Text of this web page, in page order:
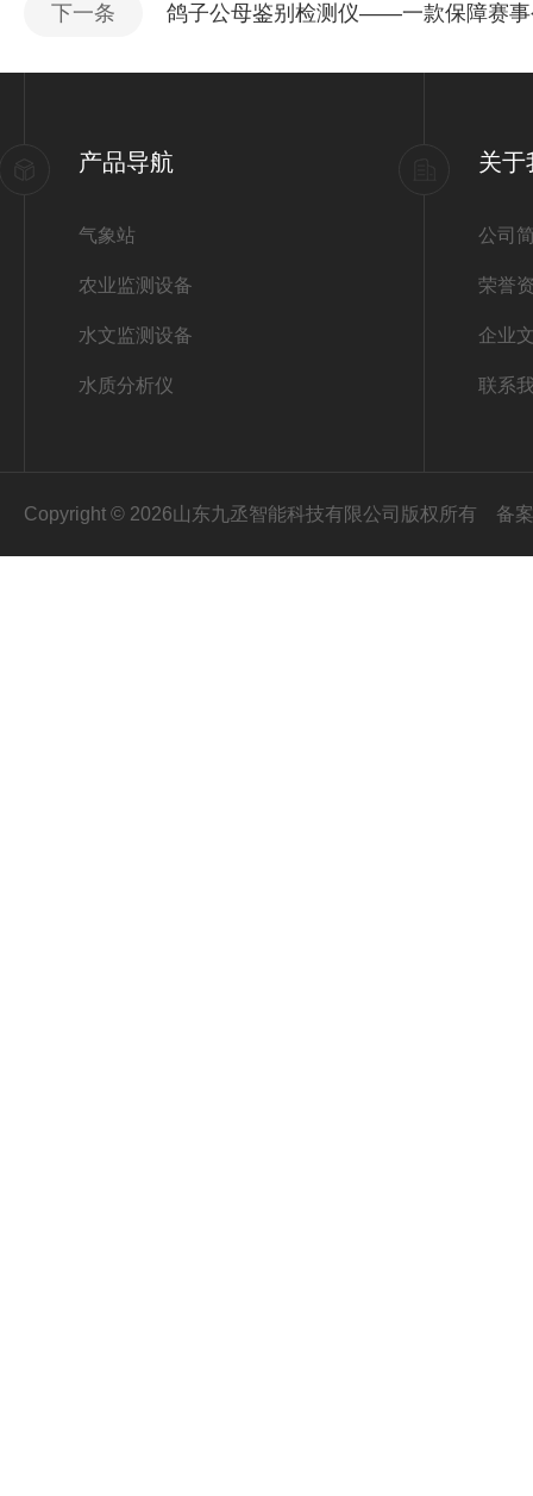
下一条 鸽子公母鉴别检测仪——一款保障赛
产品导航
气象站
农业监测设备
水文监测设备
水质分析仪
关于
公司
荣誉
企业
联系
Copyright © 2026山东九丞智能科技有限公司版权所有 备